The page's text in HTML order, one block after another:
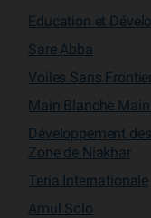
Education et
Sare Abba
Voiles Sans
Main Blanche
Développement
Zone de Niakhar
Teria Internationale
Amul Solo